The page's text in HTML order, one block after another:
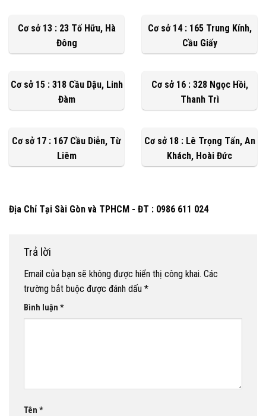
Cơ sở 13 : 23 Tố Hữu, Hà
Đông
Cơ sở 14 : 165 Trung Kính,
Cầu Giấy
Cơ sở 15 : 318 Cầu Dậu, Linh
Đàm
Cơ sở 16 : 328 Ngọc Hồi,
Thanh Trì
Cơ sở 17 : 167 Cầu Diễn, Từ
Liêm
Cơ sở 18 : Lê Trọng Tấn, An
Khách, Hoài Đức
Địa Chỉ Tại Sài Gòn và TPHCM - ĐT : 0986 611 024
Trả lời
Email của bạn sẽ không được hiển thị công khai. Các
trường bắt buộc được đánh dấu *
Bình luận *
Tên *